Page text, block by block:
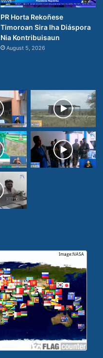
PR Horta Rekoñese
Timoroan Sira Iha Diáspora
Nia Kontribuisaun
August 5, 2026